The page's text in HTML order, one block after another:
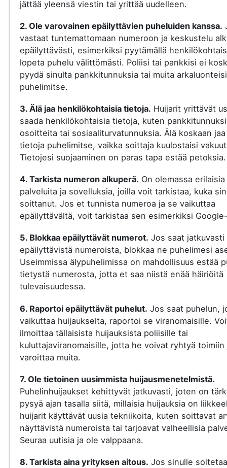
jättää yleensä viestin tai yrittää uudelleen.
2. Ole varovainen epäilyttävien puheluiden kanssa.
vastaat tuntemattomaan numeroon ja keskustelu
epäilyttävästi, esimerkiksi pyytämällä
lopeta puhelu välittömästi. Poliisi tai pankkisi ei
pyydä sinulta pankkitunnuksia tai muita
puhelimitse.
3. Älä jaa henkilökohtaisia tietoja. Huijarit yrittävät
saada henkilökohtaisia tietoja, kuten
osoitteita tai sosiaaliturvatunnuksia. Älä koskaan
tietoja puhelimitse, vaikka soittaja kuulostaisi
Tietojesi suojaaminen on paras tapa estää petoksia.
4. Tarkista numeron alkuperä. On olemassa erilaisia
palveluita ja sovelluksia, joilla voit tarkistaa, kuka
soittanut. Jos et tunnista numeroa ja se vaikuttaa
epäilyttävältä, voit tarkistaa sen esimerkiksi
5. Blokkaa epäilyttävät numerot. Jos saat jatkuvasti
epäilyttävistä numeroista, blokkaa ne puhelimesi
Useimmissa älypuhelimissa on mahdollisuus estää
tietystä numerosta, jotta et saa niistä enää häiriöitä
tulevaisuudessa.
6. Raportoi epäilyttävät puhelut. Jos saat puhelun,
vaikuttaa huijaukselta, raportoi se viranomaisille.
ilmoittaa tällaisista huijauksista poliisille tai
kuluttajaviranomaisille, jotta he voivat ryhtyä toimiin
varoittaa muita.
7. Ole tietoinen uusimmista huijausmenetelmistä.
Puhelinhuijaukset kehittyvät jatkuvasti, joten on
pysyä ajan tasalla siitä, millaisia huijauksia on
huijarit käyttävät uusia tekniikoita, kuten soittavat
näyttävistä numeroista tai tarjoavat valheellisia
Seuraa uutisia ja ole valppaana.
8. Tarkista aina yrityksen aitous. Jos sinulle